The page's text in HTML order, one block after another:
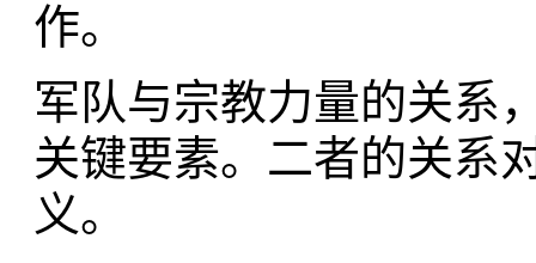
作。
军队与宗教力量的关系
关键要素。二者的关系
义。